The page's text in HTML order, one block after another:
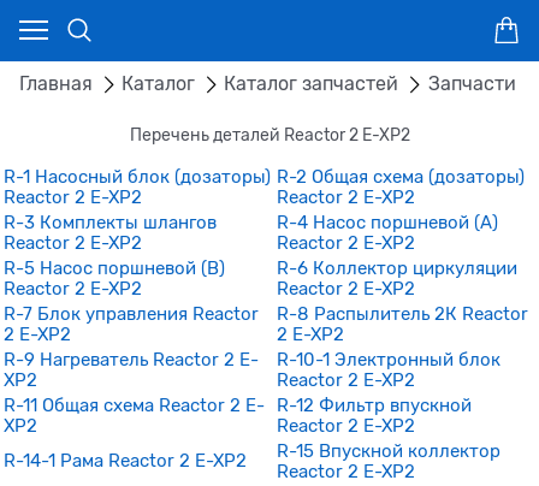
Главная Каталог Каталог запчастей Запчасти
Перечень деталей Reactor 2 E-XP2
R-1 Насосный блок (дозаторы)
Reactor 2 E-XP2
R-2 Общая схема (дозаторы)
Reactor 2 E-XP2
R-3 Комплекты шлангов
Reactor 2 E-XP2
R-4 Насос поршневой (A)
Reactor 2 E-XP2
R-5 Насос поршневой (B)
Reactor 2 E-XP2
R-6 Коллектор циркуляции
Reactor 2 E-XP2
R-7 Блок управления Reactor
2 E-XP2
R-8 Распылитель 2К Reactor
2 E-XP2
R-9 Нагреватель Reactor 2 E-
XP2
R-10-1 Электронный блок
Reactor 2 E-XP2
R-11 Общая схема Reactor 2 E-
XP2
R-12 Фильтр впускной
Reactor 2 E-XP2
R-14-1 Рама Reactor 2 E-XP2
R-15 Впускной коллектор
Reactor 2 E-XP2